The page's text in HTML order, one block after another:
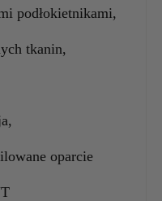
podłokietnikami,
tkanin,
oparcie